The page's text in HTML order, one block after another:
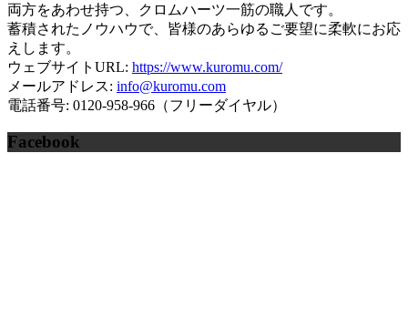
両方をあわせ持つ、クロムハーツ一筋の職人です。
蓄積されたノウハウで、皆様のあらゆるご要望に柔軟にお応
えします。
ウェブサイトURL: https://www.kuromu.com/
メールアドレス: info@kuromu.com
電話番号: 0120-958-966（フリーダイヤル）
Facebook